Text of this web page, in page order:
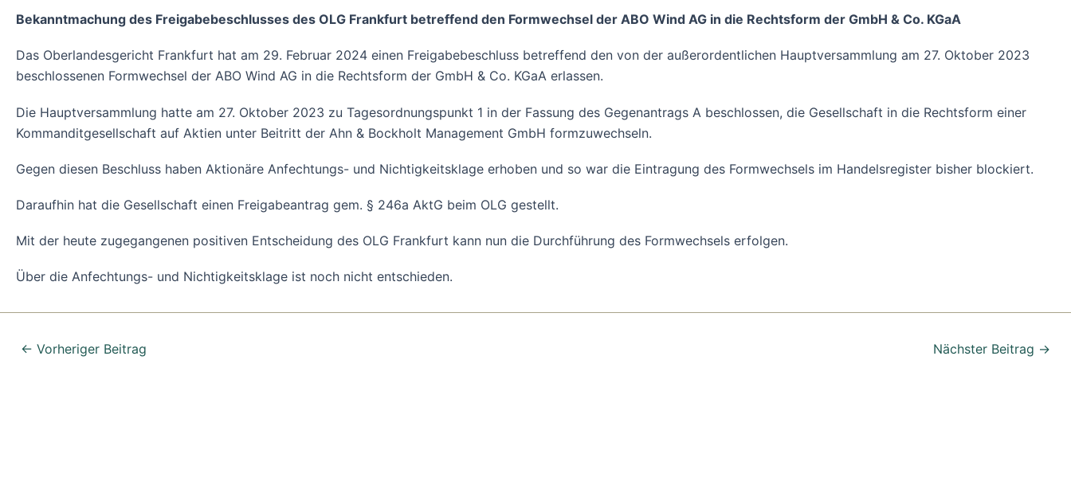
Bekanntmachung des Freigabebeschlusses des OLG Frankfurt betreffend den Formwechsel der ABO Wind AG in die Rechtsform der GmbH & Co. KGaA
Das Oberlandesgericht Frankfurt hat am 29. Februar 2024 einen Freigabebeschluss betreffend den von der außerordentlichen Hauptversammlung am 27. Oktober 2023
beschlossenen Formwechsel der ABO Wind AG in die Rechtsform der GmbH & Co. KGaA erlassen.
Die Hauptversammlung hatte am 27. Oktober 2023 zu Tagesordnungspunkt 1 in der Fassung des Gegenantrags A beschlossen, die Gesellschaft in die Rechtsform einer
Kommanditgesellschaft auf Aktien unter Beitritt der Ahn & Bockholt Management GmbH formzuwechseln.
Gegen diesen Beschluss haben Aktionäre Anfechtungs- und Nichtigkeitsklage erhoben und so war die Eintragung des Formwechsels im Handelsregister bisher blockiert.
Daraufhin hat die Gesellschaft einen Freigabeantrag gem. § 246a AktG beim OLG gestellt.
Mit der heute zugegangenen positiven Entscheidung des OLG Frankfurt kann nun die Durchführung des Formwechsels erfolgen.
Über die Anfechtungs- und Nichtigkeitsklage ist noch nicht entschieden.
← Vorheriger Beitrag Nächster Beitrag →